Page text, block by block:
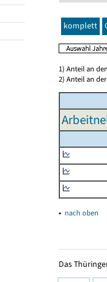
komplett
1) Anteil an
2) Anteil an
▴ nach oben
Das